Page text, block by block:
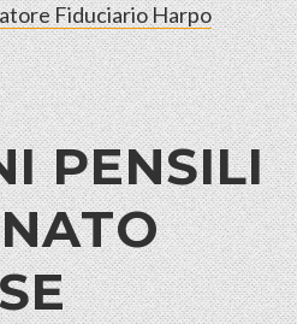
Fiduciario Harpo
PENSILI